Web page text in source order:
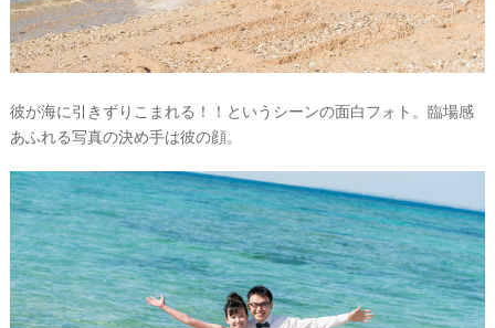
彼が海に引きずりこまれる！！というシーンの面白フォト。臨場感
あふれる写真の決め手は彼の顔。